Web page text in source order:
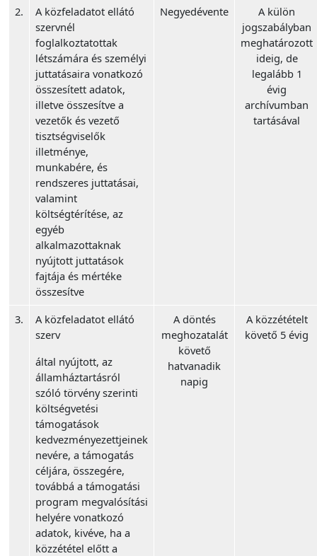
2.
A közfeladatot ellátó
szervnél
foglalkoztatottak
létszámára és személyi
juttatásaira vonatkozó
összesített adatok,
illetve összesítve a
vezetők és vezető
tisztségviselők
illetménye,
munkabére, és
rendszeres juttatásai,
valamint
költségtérítése, az
egyéb
alkalmazottaknak
nyújtott juttatások
fajtája és mértéke
összesítve
Negyedévente
A külön
jogszabályban
meghatározott
ideig, de
legalább 1
évig
archívumban
tartásával
3.
A közfeladatot ellátó
szerv
által nyújtott, az
államháztartásról
szóló törvény szerinti
költségvetési
támogatások
kedvezményezettjeinek
nevére, a támogatás
céljára, összegére,
továbbá a támogatási
program megvalósítási
helyére vonatkozó
adatok, kivéve, ha a
közzététel előtt a
A döntés
meghozatalát
követő
hatvanadik
napig
A közzétételt
követő 5 évig